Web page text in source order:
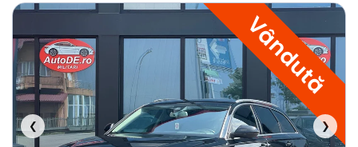
Vândută
❮ ❯